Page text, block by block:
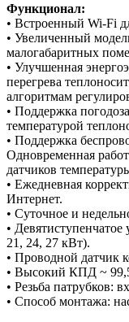
Функционал:
• Встроенный Wi-Fi
• Увеличенный
малогабаритных
• Улучшенная
перегрева
алгоритмам
• Поддержка
температурой
• Поддержка
Одновременная
датчиков
• Ежедневная
Интернет.
• Суточное и
•
21, 24, 27 кВт).
• Проводной датчик
• Высокий КПД ~
• Резьба патрубков:
• Способ монтажа: